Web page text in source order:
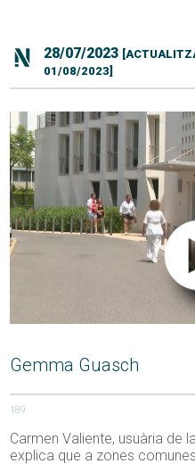
28/07/2023
01/08/2023]
Gemma Guasch
189
Carmen Valiente, usuària de
explica que a zones